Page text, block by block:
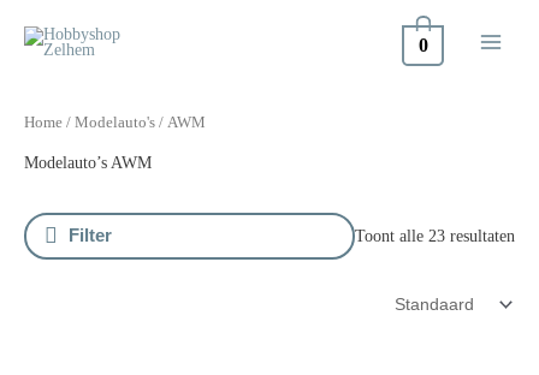
naar
0
Home / Modelauto's / AWM
Modelauto’s AWM
Filter Toont alle 23 resultaten